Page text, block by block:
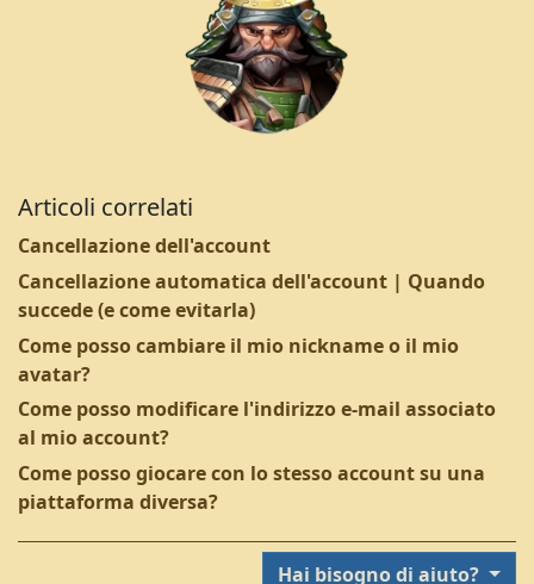
Articoli correlati
Cancellazione dell'account
Cancellazione automatica dell'account | Quando
succede (e come evitarla)
Come posso cambiare il mio nickname o il mio
avatar?
Come posso modificare l'indirizzo e-mail associato
al mio account?
Come posso giocare con lo stesso account su una
piattaforma diversa?
Hai bisogno di aiuto?